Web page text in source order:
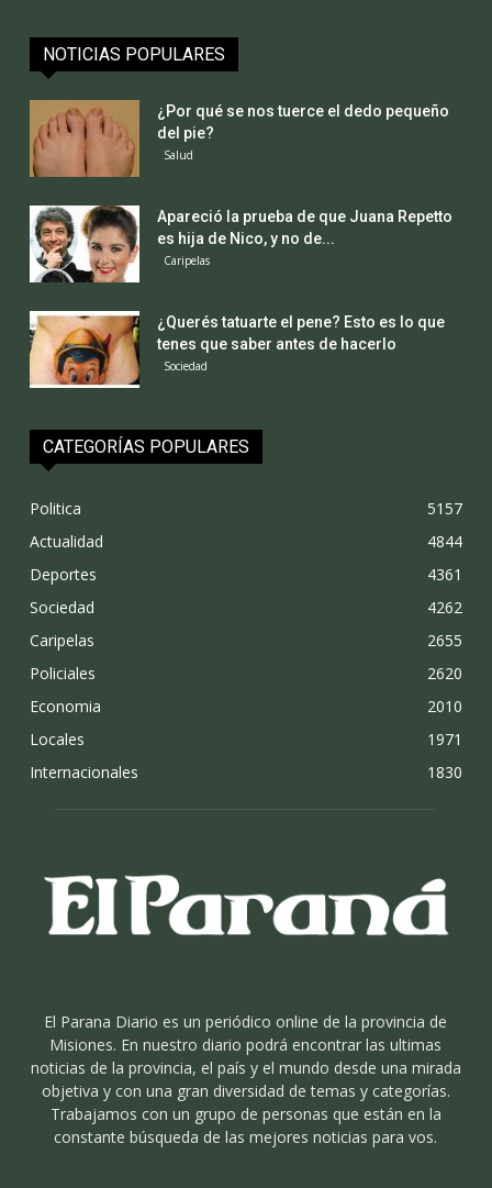
NOTICIAS POPULARES
¿Por qué se nos tuerce el dedo pequeño
del pie?
Salud
Apareció la prueba de que Juana Repetto
es hija de Nico, y no de...
Caripelas
¿Querés tatuarte el pene? Esto es lo que
tenes que saber antes de hacerlo
Sociedad
CATEGORÍAS POPULARES
Politica
5157
Actualidad
4844
Deportes
4361
Sociedad
4262
Caripelas
2655
Policiales
2620
Economia
2010
Locales
1971
Internacionales
1830
El Parana Diario es un periódico online de la provincia de
Misiones. En nuestro diario podrá encontrar las ultimas
noticias de la provincia, el país y el mundo desde una mirada
objetiva y con una gran diversidad de temas y categorías.
Trabajamos con un grupo de personas que están en la
constante búsqueda de las mejores noticias para vos.